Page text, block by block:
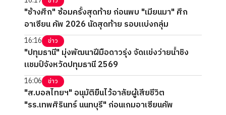
"ช้างศึก" ซ้อมครั้งสุดท้าย ก่อนพบ "เมียนมา" ศึก
อาเซียน คัพ 2026 นัดสุดท้าย รอบแบ่งกลุ่ม
16:16 ข่าว
"ปทุมธานี" มุ่งพัฒนาฝีมือดาวรุ่ง จัดแข่งว่ายน้ำชิง
แชมป์จังหวัดปทุมธานี 2569
16:06 ข่าว
"ส.บอลไทยฯ" อนุมัติยืนไว้อาลัยผู้เสียชีวิต
"รร.เทพศิรินทร์ นนทบุรี" ก่อนเกมอาเซียนคัพ